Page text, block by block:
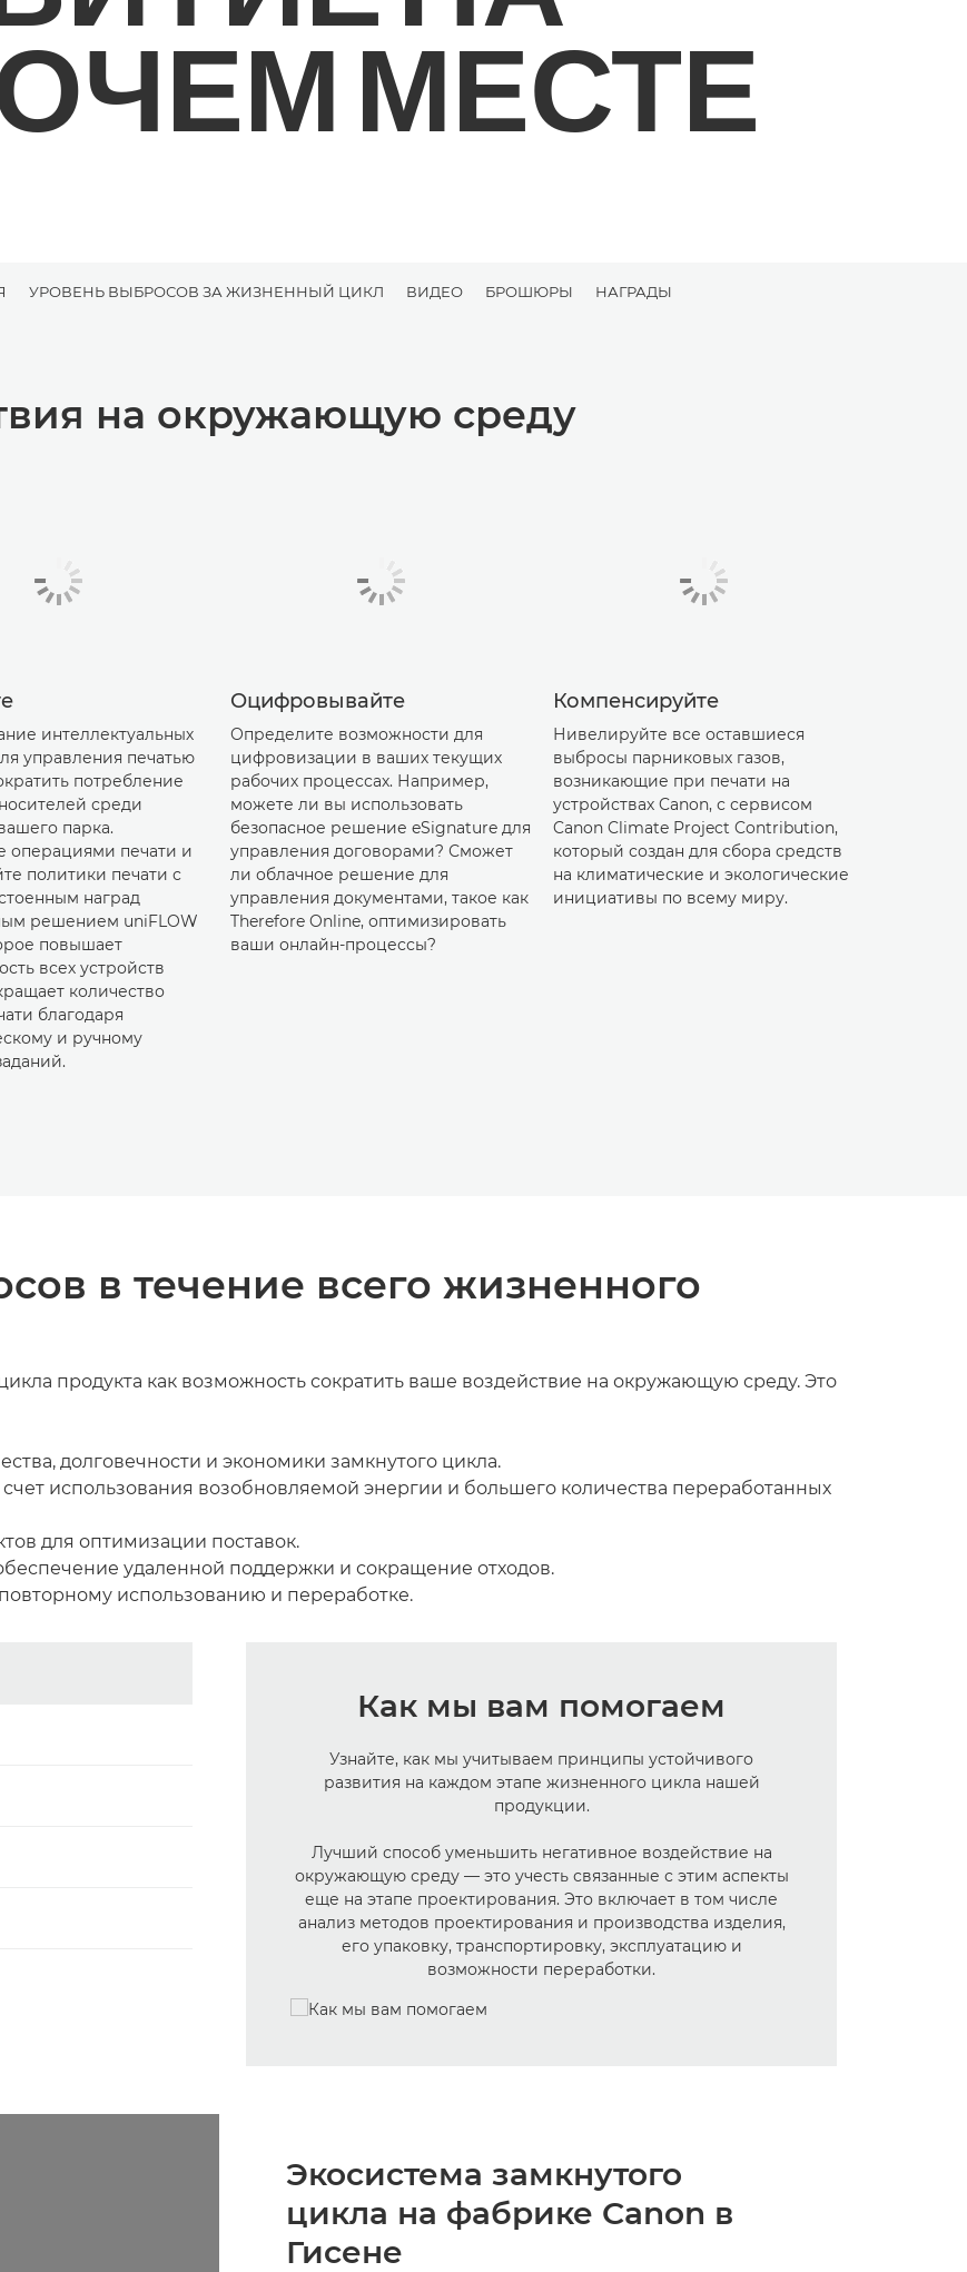
МЕСТЕ
УРОВЕНЬ ВЫБРОСОВ ЗА ЖИЗНЕННЫЙ ЦИКЛ ВИДЕО БРОШЮРЫ НАГРАДЫ
на окружающую среду
интеллектуальных
управления печатью
потребление
среди
парка.
операциями печати и
политики печати с
наград
решением uniFLOW
повышает
всех устройств
количество
благодаря
и ручному
Оцифровывайте
Определите возможности для
цифровизации в ваших текущих
рабочих процессах. Например,
можете ли вы использовать
безопасное решение eSignature для
управления договорами? Сможет
ли облачное решение для
управления документами, такое как
Therefore Online, оптимизировать
ваши онлайн-процессы?
Компенсируйте
Нивелируйте все оставшиеся
выбросы парниковых газов,
возникающие при печати на
устройствах Canon, с сервисом
Canon Climate Project Contribution,
который создан для сбора средств
на климатические и экологические
инициативы по всему миру.
в течение всего жизненного
продукта как возможность сократить ваше воздействие на окружающую среду. Это
долговечности и экономики замкнутого цикла.
использования возобновляемой энергии и большего количества переработанных
для оптимизации поставок.
удаленной поддержки и сокращение отходов.
использованию и переработке.
Как мы вам помогаем
Узнайте, как мы учитываем принципы устойчивого
развития на каждом этапе жизненного цикла нашей
продукции.
Лучший способ уменьшить негативное воздействие на
окружающую среду — это учесть связанные с этим аспекты
еще на этапе проектирования. Это включает в том числе
анализ методов проектирования и производства изделия,
его упаковку, транспортировку, эксплуатацию и
возможности переработки.
Экосистема замкнутого
цикла на фабрике Canon в
Гисене